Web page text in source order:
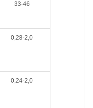
33-46
0,28-2,0
0,24-2,0